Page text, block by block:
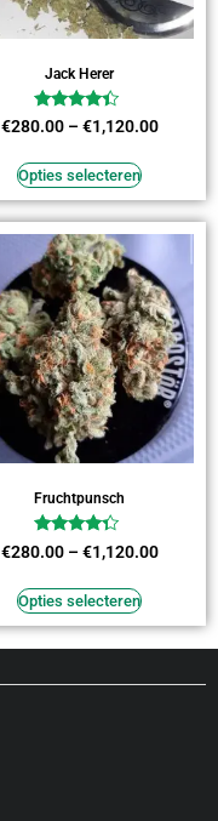
Jack Herer
Waardering
4.18
€280.00–€1,120.00
Opties selecteren
Fruchtpunsch
Waardering
4.09
€280.00–€1,120.00
Opties selecteren